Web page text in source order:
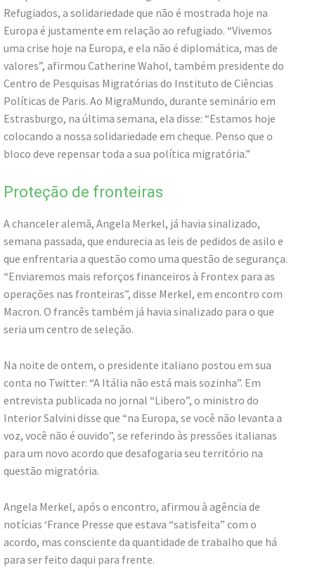
Refugiados, a solidariedade que não é mostrada hoje na
Europa é justamente em relação ao refugiado. “Vivemos
uma crise hoje na Europa, e ela não é diplomática, mas de
valores”, afirmou Catherine Wahol, também presidente do
Centro de Pesquisas Migratórias do Instituto de Ciências
Políticas de Paris. Ao MigraMundo, durante seminário em
Estrasburgo, na última semana, ela disse: “Estamos hoje
colocando a nossa solidariedade em cheque. Penso que o
bloco deve repensar toda a sua política migratória.”
Proteção de fronteiras
A chanceler alemã, Angela Merkel, já havia sinalizado,
semana passada, que endurecia as leis de pedidos de asilo e
que enfrentaria a questão como uma questão de segurança.
“Enviaremos mais reforços financeiros à Frontex para as
operações nas fronteiras”, disse Merkel, em encontro com
Macron. O francês também já havia sinalizado para o que
seria um centro de seleção.
Na noite de ontem, o presidente italiano postou em sua
conta no Twitter: “A Itália não está mais sozinha”. Em
entrevista publicada no jornal “Libero”, o ministro do
Interior Salvini disse que “na Europa, se você não levanta a
voz, você não é ouvido”, se referindo às pressões italianas
para um novo acordo que desafogaria seu território na
questão migratória.
Angela Merkel, após o encontro, afirmou à agência de
notícias ‘France Presse que estava “satisfeita” com o
acordo, mas consciente da quantidade de trabalho que há
para ser feito daqui para frente.